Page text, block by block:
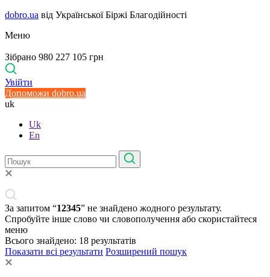
dobro.ua від Української Біржі Благодійності
Меню
Зібрано 980 227 105 грн
Увійти
Допоможи dobro.ua
uk
Uk
En
За запитом “12345” не знайдено жодного результату.
Спробуйте інше слово чи словополучення або скористайтеся
меню
Всього знайдено: 18 результатів
Показати всі результати Розширений пошук